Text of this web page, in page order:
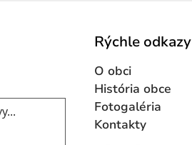
Text vašej správy...
Rýchle odkazy
O obci
História obce
Fotogaléria
Kontakty